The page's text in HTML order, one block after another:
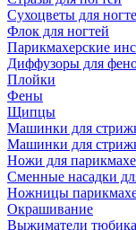
Сухоцветы для
Флок для ногтей
Парикмахерские
Диффузоры для
Плойки
Фены
Щипцы
Машинки для
Машинки для
Ножи для
Сменные насадки
Ножницы
Окрашивание
Выжиматели тюбика